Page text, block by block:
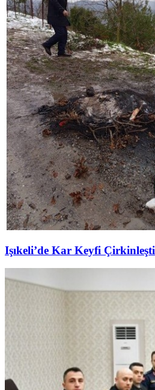
Işıkeli’de Kar Keyfi Çirkinleşti